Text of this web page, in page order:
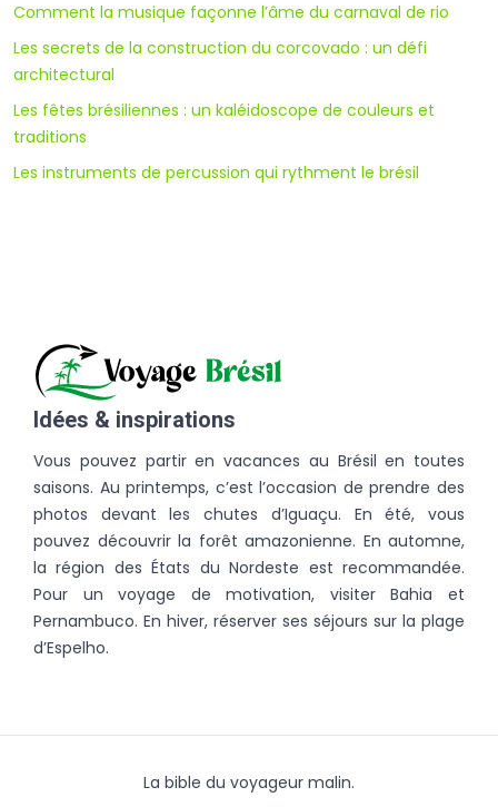
Comment la musique façonne l’âme du carnaval de rio
Les secrets de la construction du corcovado : un défi
architectural
Les fêtes brésiliennes : un kaléidoscope de couleurs et
traditions
Les instruments de percussion qui rythment le brésil
Idées & inspirations
Vous pouvez partir en vacances au Brésil en toutes
saisons. Au printemps, c’est l’occasion de prendre des
photos devant les chutes d’Iguaçu. En été, vous
pouvez découvrir la forêt amazonienne. En automne,
la région des États du Nordeste est recommandée.
Pour un voyage de motivation, visiter Bahia et
Pernambuco. En hiver, réserver ses séjours sur la plage
d’Espelho.
La bible du voyageur malin.